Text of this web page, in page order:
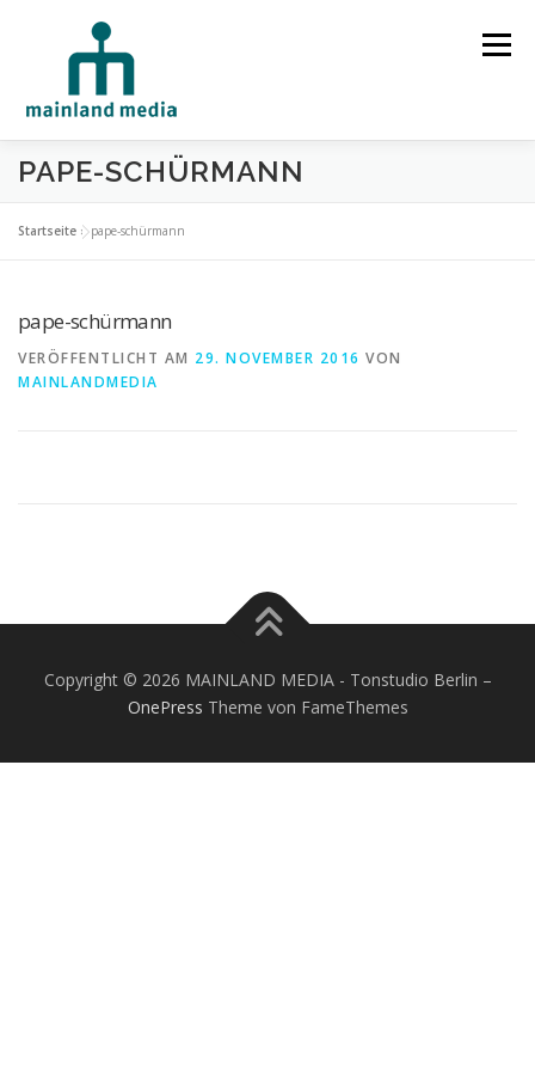
Menü
HOME STUDIO LEISTUNGEN
PAPE-SCHÜRMANN
Startseite »pape-schürmann
pape-schürmann
VERÖFFENTLICHT AM 29. NOVEMBER 2016 VON
MAINLANDMEDIA
Copyright © 2026 MAINLAND MEDIA - Tonstudio Berlin –
OnePress Theme von FameThemes